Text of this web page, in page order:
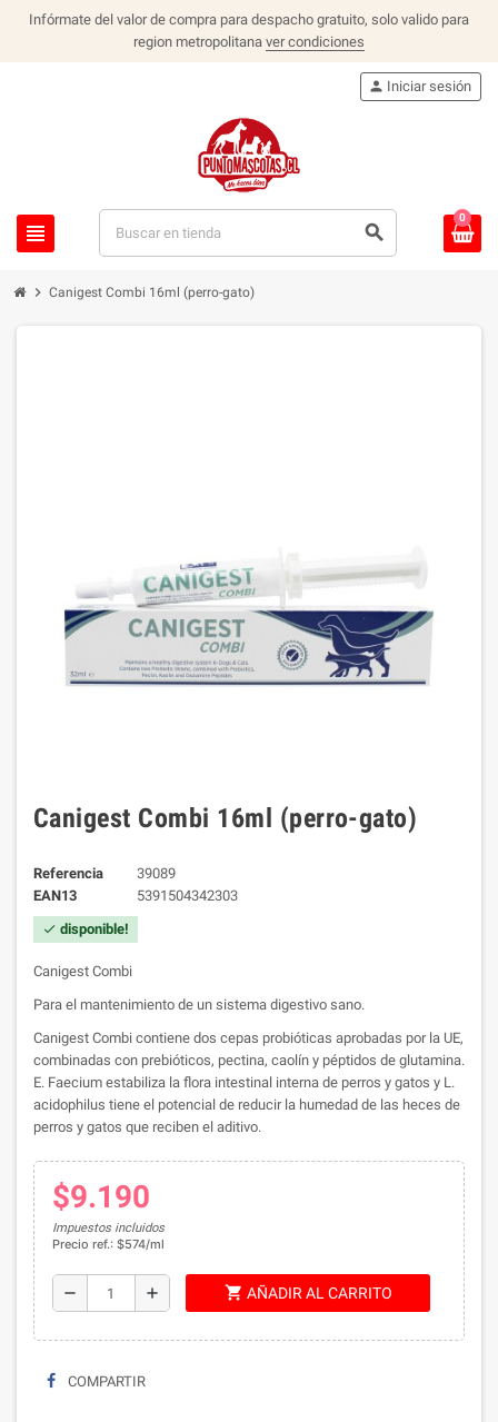
Infórmate del valor de compra para despacho gratuito, solo valido para
region metropolitana ver condiciones
view_headline search
person Iniciar sesión
0
chevron_right Canigest Combi 16ml (perro-gato)
Canigest Combi 16ml (perro-gato)
Referencia
39089
EAN13
5391504342303
check disponible!
Canigest Combi
Para el mantenimiento de un sistema digestivo sano.
Canigest Combi contiene dos cepas probióticas aprobadas por la UE,
combinadas con prebióticos, pectina, caolín y péptidos de glutamina.
E. Faecium estabiliza la flora intestinal interna de perros y gatos y L.
acidophilus tiene el potencial de reducir la humedad de las heces de
perros y gatos que reciben el aditivo.
$9.190
Impuestos incluidos
Precio ref.: $574/ml
remove add shopping_cart AÑADIR AL CARRITO
COMPARTIR